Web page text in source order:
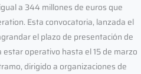
a 344 millones de euros que
Esta convocatoria, lanzada el
el plazo de presentación de
operativo hasta el 15 de marzo
dirigido a organizaciones de